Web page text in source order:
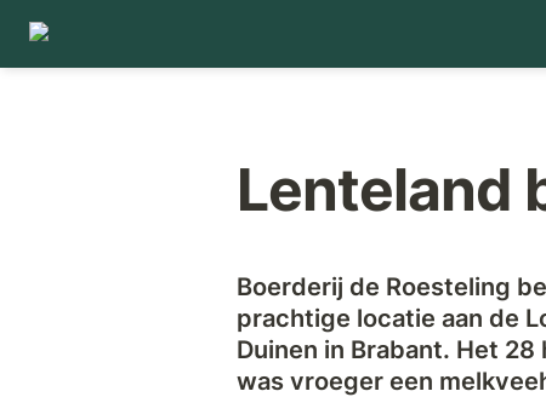
Lenteland
Boerderij de Roesteling
prachtige locatie aan de
Duinen in Brabant. Het
was vroeger een